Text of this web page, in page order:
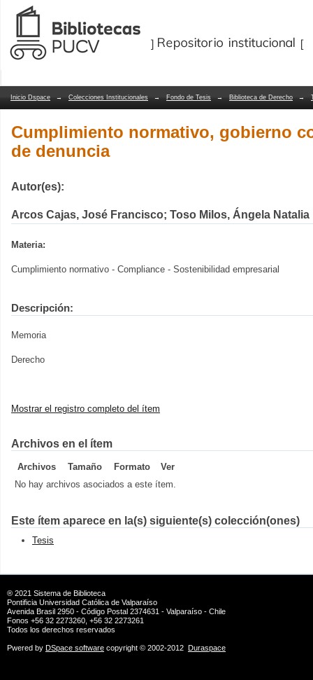
Cumplimiento normativo, gobierno
Repositorio Dspace/Manakin
Inicio Dspace → Colecciones Institucionales → Fondo de Tesis → Biblioteca de Derecho →
Cumplimiento normativo, gobierno
de denuncia
Autor(es):
Arcos Cajas, José Francisco; Toso Milos, Ángela Natalia
Materia:
Cumplimiento normativo - Compliance - Sostenibilidad empresarial
Descripción:
Memoria
Derecho
Mostrar el registro completo del ítem
Archivos en el ítem
Archivos Tamaño Formato
Ver
No hay archivos asociados a este ítem.
Este ítem aparece en la(s) siguiente(s) colección(ones)
Tesis
® 2021 Sistema de Biblioteca
Pontificia Universidad Católica de Valparaíso
Avenida Brasil 2950 - Código Postal 2374631 - Valparaíso - Chile
Fonos +56 32 2273260, +56 32 2273261
Todos los derechos reservados
Pwered by DSpace software copyright © 2002-2012 Duraspace